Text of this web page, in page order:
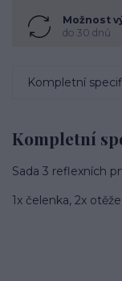
Možnost
do 30 dnů
Kompletní
Kompletní
Sada 3 reflexních
1x čelenka, 2x otěže